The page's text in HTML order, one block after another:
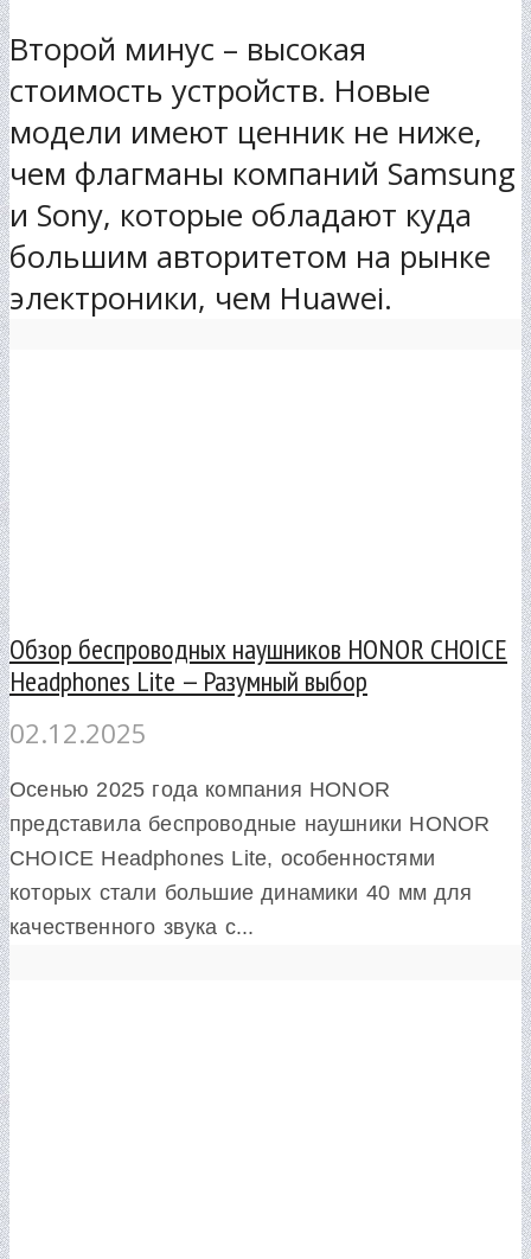
Второй минус – высокая
стоимость устройств. Новые
модели имеют ценник не ниже,
чем флагманы компаний Samsung
и Sony, которые обладают куда
большим авторитетом на рынке
электроники, чем Huawei.
Обзор беспроводных наушников HONOR CHOICE
Headphones Lite — Разумный выбор
02.12.2025
Осенью 2025 года компания HONOR
представила беспроводные наушники HONOR
CHOICE Headphones Lite, особенностями
которых стали большие динамики 40 мм для
качественного звука с...